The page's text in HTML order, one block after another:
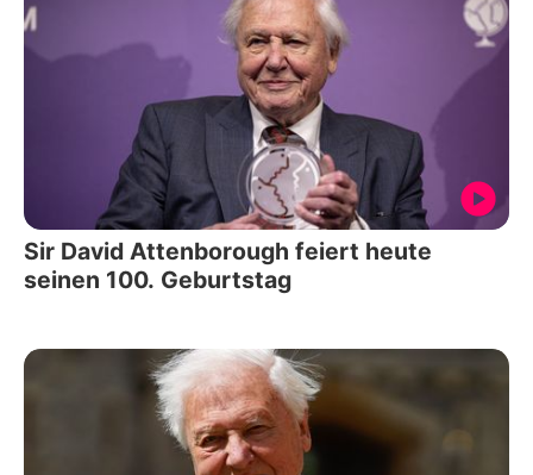
Sir David Attenborough feiert heute
seinen 100. Geburtstag